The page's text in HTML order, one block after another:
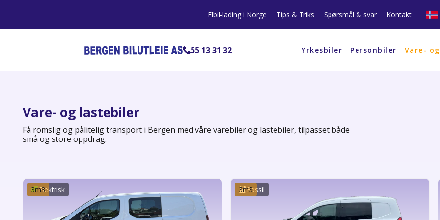
Elbil-lading i Norge Tips & Triks Spørsmål & svar Kontakt
55 13 31 32 Yrkesbiler Personbiler Vare-
Vare- og lastebiler
Få romslig og pålitelig transport i Bergen med våre varebiler og lastebiler, tilpasset både
små og store oppdrag.
Elektrisk
3m3 Fossil
3m3